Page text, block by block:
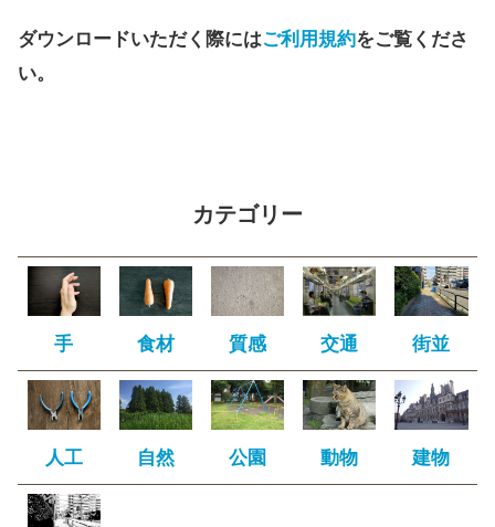
ダウンロードいただく際にはご利用規約をご覧くださ
い。
カテゴリー
手 食材 質感 交通 街並
人工 自然 公園 動物 建物